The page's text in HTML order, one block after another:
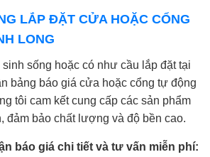
LẮP ĐẶT CỬA HOẶC CỔNG
LONG
sống hoặc có như cầu lắp đặt tại
bảng báo giá cửa hoặc cổng tự động
tôi cam kết cung cấp các sản phẩm
đảm bảo chất lượng và độ bền cao.
báo giá chi tiết và tư vấn miễn phí: